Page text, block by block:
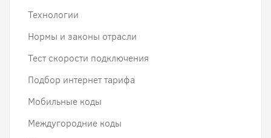
Технологии
Нормы и законы отрасли
Тест скорости подключения
Подбор интернет тарифа
Мобильные коды
Междугородние коды